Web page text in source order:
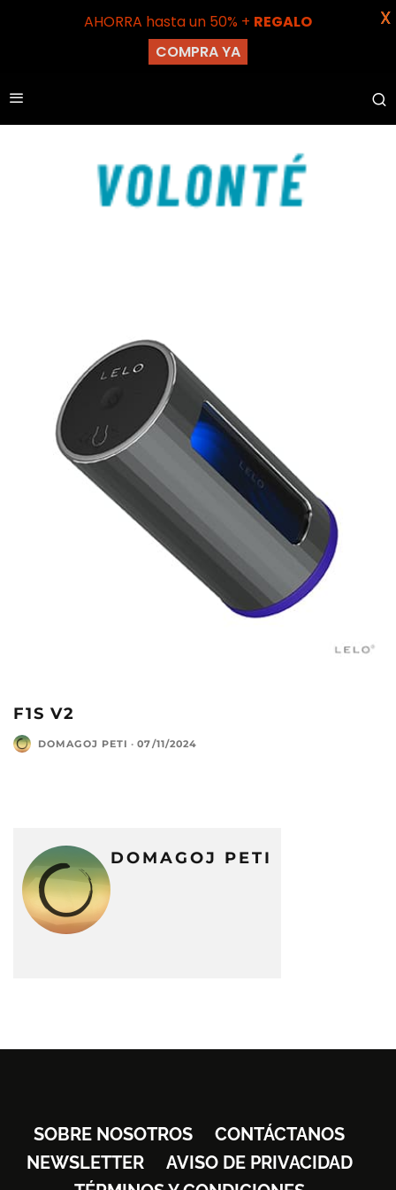
F1S V2
DOMAGOJ PETI · 07/11/2024
DOMAGOJ PETI
SOBRE NOSOTROS
CONTÁCTANOS
NEWSLETTER
AVISO DE PRIVACIDAD
AHORRA hasta un 50% + REGALO
COMPRA YA
X